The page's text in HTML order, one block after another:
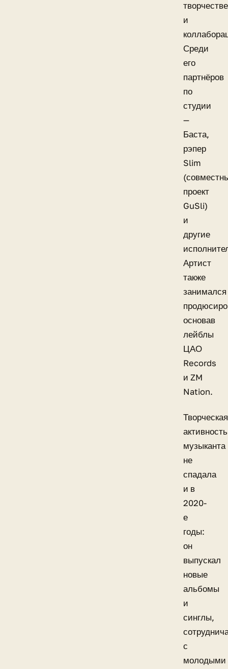
творчестве
и
Среди
его
партнёров
по
студии
—
Баста,
рэпер
Slim
проект
GuSli)
и
другие
Артист
также
занимался
основав
лейблы
ЦАО
Records
и ZM
Nation.
Творческая
активность
музыканта
не
спадала
и в
2020-
е
годы:
он
выпускал
новые
альбомы
и
синглы,
с
молодыми